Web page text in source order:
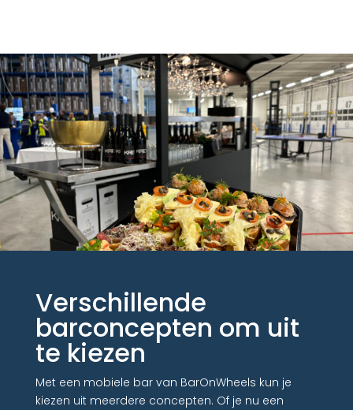
Verschillende
barconcepten om uit
te kiezen
Met een mobiele bar van BarOnWheels kun je
kiezen uit meerdere concepten. Of je nu een